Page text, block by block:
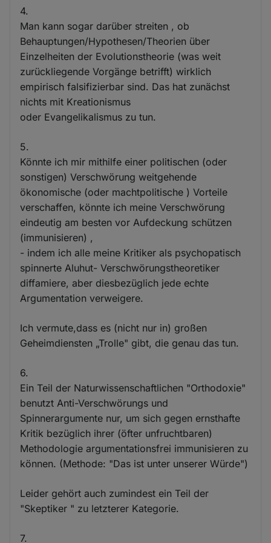
4.
Man kann sogar darüber streiten , ob
Behauptungen/Hypothesen/Theorien über
Einzelheiten der Evolutionstheorie (was weit
zurückliegende Vorgänge betrifft) wirklich
empirisch falsifizierbar sind. Das hat zunächst
nichts mit Kreationismus
oder Evangelikalismus zu tun.
5.
Könnte ich mir mithilfe einer politischen (oder
sonstigen) Verschwörung weitgehende
ökonomische (oder machtpolitische ) Vorteile
verschaffen, könnte ich meine Verschwörung
eindeutig am besten vor Aufdeckung schützen
(immunisieren) ,
- indem ich alle meine Kritiker als psychopatisch
spinnerte Aluhut- Verschwörungstheoretiker
diffamiere, aber diesbezüglich jede echte
Argumentation verweigere.
Ich vermute,dass es (nicht nur in) großen
Geheimdiensten „Trolle" gibt, die genau das tun.
6.
Ein Teil der Naturwissenschaftlichen "Orthodoxie"
benutzt Anti-Verschwörungs und
Spinnerargumente nur, um sich gegen ernsthafte
Kritik bezüglich ihrer (öfter unfruchtbaren)
Methodologie argumentationsfrei immunisieren zu
können. (Methode: "Das ist unter unserer Würde")
Leider gehört auch zumindest ein Teil der
"Skeptiker " zu letzterer Kategorie.
7.